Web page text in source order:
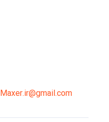
Maxer.ir@gmail.com